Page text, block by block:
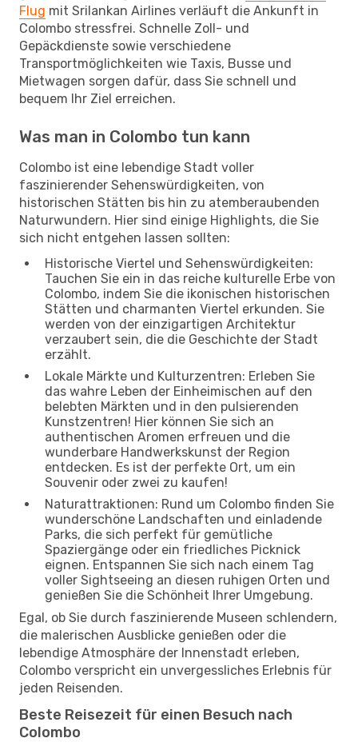
Flug mit Srilankan Airlines verläuft die Ankunft in
Colombo stressfrei. Schnelle Zoll- und
Gepäckdienste sowie verschiedene
Transportmöglichkeiten wie Taxis, Busse und
Mietwagen sorgen dafür, dass Sie schnell und
bequem Ihr Ziel erreichen.
Was man in Colombo tun kann
Colombo ist eine lebendige Stadt voller
faszinierender Sehenswürdigkeiten, von
historischen Stätten bis hin zu atemberaubenden
Naturwundern. Hier sind einige Highlights, die Sie
sich nicht entgehen lassen sollten:
Historische Viertel und Sehenswürdigkeiten:
Tauchen Sie ein in das reiche kulturelle Erbe von
Colombo, indem Sie die ikonischen historischen
Stätten und charmanten Viertel erkunden. Sie
werden von der einzigartigen Architektur
verzaubert sein, die die Geschichte der Stadt
erzählt.
Lokale Märkte und Kulturzentren: Erleben Sie
das wahre Leben der Einheimischen auf den
belebten Märkten und in den pulsierenden
Kunstzentren! Hier können Sie sich an
authentischen Aromen erfreuen und die
wunderbare Handwerkskunst der Region
entdecken. Es ist der perfekte Ort, um ein
Souvenir oder zwei zu kaufen!
Naturattraktionen: Rund um Colombo finden Sie
wunderschöne Landschaften und einladende
Parks, die sich perfekt für gemütliche
Spaziergänge oder ein friedliches Picknick
eignen. Entspannen Sie sich nach einem Tag
voller Sightseeing an diesen ruhigen Orten und
genießen Sie die Schönheit Ihrer Umgebung.
Egal, ob Sie durch faszinierende Museen schlendern,
die malerischen Ausblicke genießen oder die
lebendige Atmosphäre der Innenstadt erleben,
Colombo verspricht ein unvergessliches Erlebnis für
jeden Reisenden.
Beste Reisezeit für einen Besuch nach
Colombo